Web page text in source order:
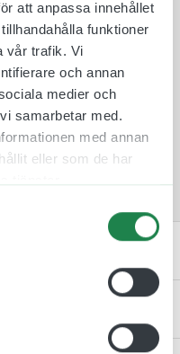
att anpassa innehållet
funktioner
vår trafik. Vi
och annan
medier och
samarbetar med.
med annan
eller som de har
på ett miljövänligt
internationell
och form av
har nummer
i paket på 2 st.
styckvis!